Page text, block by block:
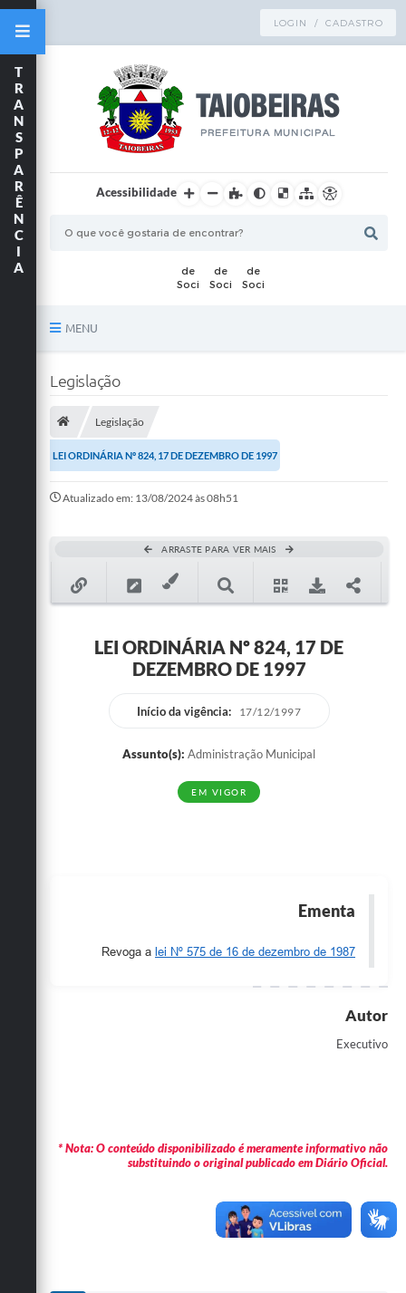
LOGIN / CADASTRO
Acessibilidade
MENU
Publicações
A Prefeitura
Ouvidoria
Legislação
Conselho Tutelar.
Contato
T
R
A
N
S
P
A
R
Ê
N
C
I
A
Legislação
Legislação
LEI ORDINÁRIA Nº 824, 17 DE DEZEMBRO DE 1997
Atualizado em: 13/08/2024 às 08h51
ARRASTE PARA VER MAIS
LEI ORDINÁRIA Nº 824, 17 DE
DEZEMBRO DE 1997
Início da vigência: 17/12/1997
Assunto(s): Administração Municipal
EM VIGOR
Ementa
Revoga a lei Nº 575 de 16 de dezembro de 1987
Autor
Executivo
* Nota: O conteúdo disponibilizado é meramente informativo não
substituindo o original publicado em Diário Oficial.